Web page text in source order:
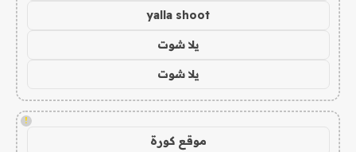
yalla shoot
يلا شوت
يلا شوت
!
موقع كورة